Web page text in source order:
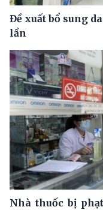
Đề xuất bổ sung
lần
Nhà thuốc bị